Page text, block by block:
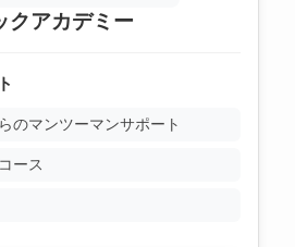
クアカデミー
のマンツーマンサポート
ース